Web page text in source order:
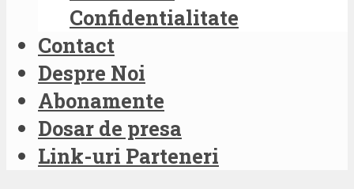
Confidentialitate
Contact
Despre Noi
Abonamente
Dosar de presa
Link-uri Parteneri